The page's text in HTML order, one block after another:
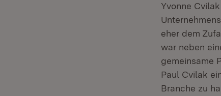
Yvonne
eher dem
war neben
gemeinsame
Paul Cvilak
Branche zu